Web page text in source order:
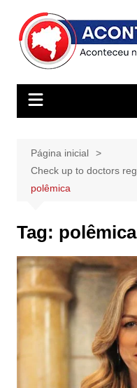
para
conteúdo
Página inicial
Check up to doctors
polêmica
Tag: polêmica